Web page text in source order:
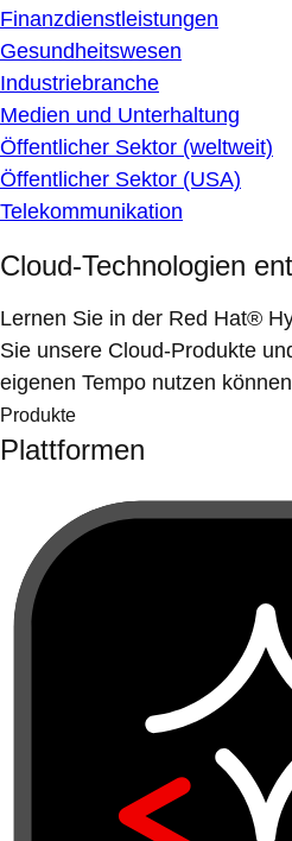
Finanzdienstleistungen
Gesundheitswesen
Industriebranche
Medien und Unterhaltung
Öffentlicher Sektor (weltweit)
Öffentlicher Sektor (USA)
Telekommunikation
Cloud-Technologien
Lernen Sie in der Red Hat®
Sie unsere Cloud-Produkte
eigenen Tempo nutzen
Produkte
Plattformen